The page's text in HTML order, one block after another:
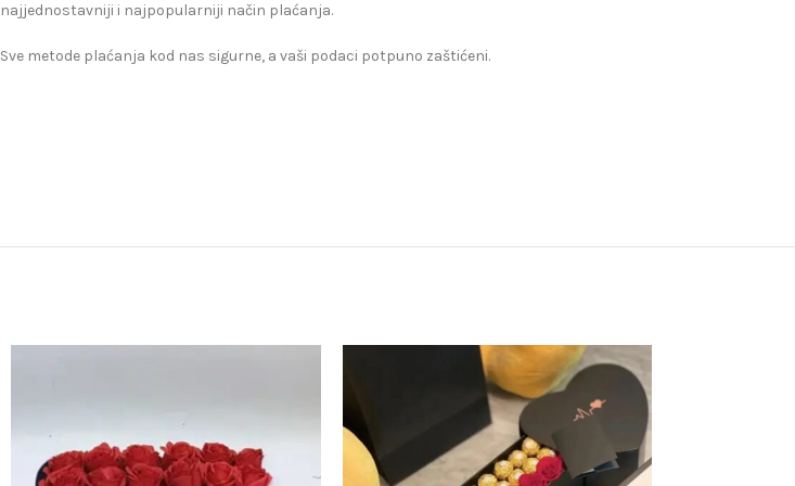
najjednostavniji i najpopularniji način plaćanja.
Sve metode plaćanja kod nas sigurne, a vaši podaci potpuno zaštićeni.